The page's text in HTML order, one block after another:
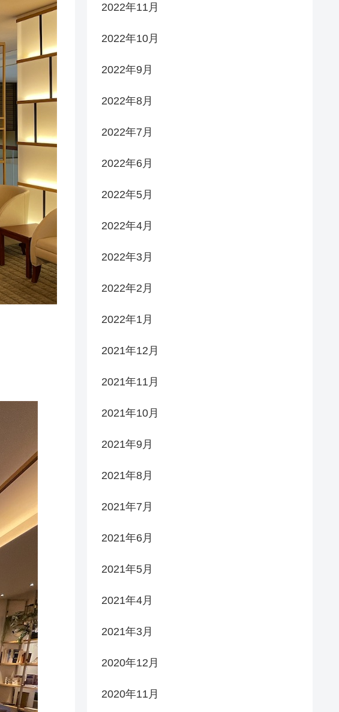
2022年11月
2022年10月
2022年9月
2022年8月
2022年7月
2022年6月
2022年5月
2022年4月
2022年3月
2022年2月
2022年1月
2021年12月
2021年11月
2021年10月
2021年9月
2021年8月
2021年7月
2021年6月
2021年5月
2021年4月
2021年3月
2020年12月
2020年11月